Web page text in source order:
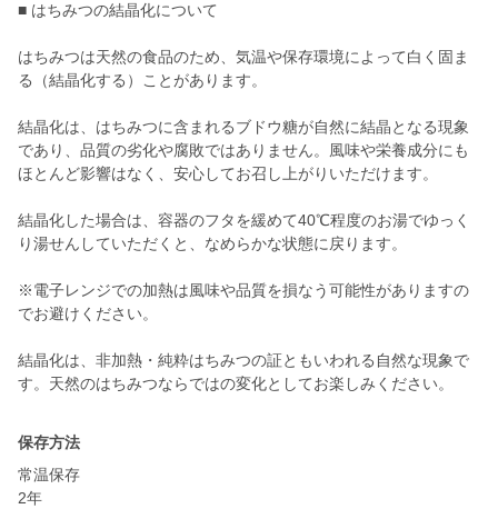
■ はちみつの結晶化について
はちみつは天然の食品のため、気温や保存環境によって白く固ま
る（結晶化する）ことがあります。
結晶化は、はちみつに含まれるブドウ糖が自然に結晶となる現象
であり、品質の劣化や腐敗ではありません。風味や栄養成分にも
ほとんど影響はなく、安心してお召し上がりいただけます。
結晶化した場合は、容器のフタを緩めて40℃程度のお湯でゆっく
り湯せんしていただくと、なめらかな状態に戻ります。
※電子レンジでの加熱は風味や品質を損なう可能性がありますの
でお避けください。
結晶化は、非加熱・純粋はちみつの証ともいわれる自然な現象で
す。天然のはちみつならではの変化としてお楽しみください。
保存方法
常温保存
2年